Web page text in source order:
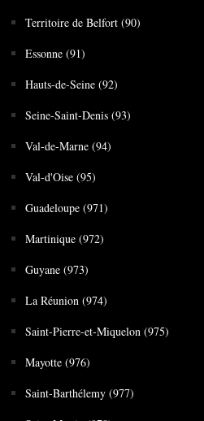
Territoire de Belfort (90)
Essonne (91)
Hauts-de-Seine (92)
Seine-Saint-Denis (93)
Val-de-Marne (94)
Val-d'Oise (95)
Guadeloupe (971)
Martinique (972)
Guyane (973)
La Réunion (974)
Saint-Pierre-et-Miquelon (975)
Mayotte (976)
Saint-Barthélemy (977)